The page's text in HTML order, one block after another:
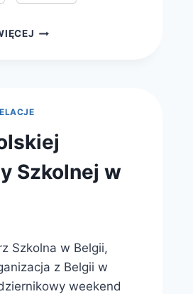
KONKURS
Szkolnej w
Szkolna w Belgii,
z Belgii w
weekend